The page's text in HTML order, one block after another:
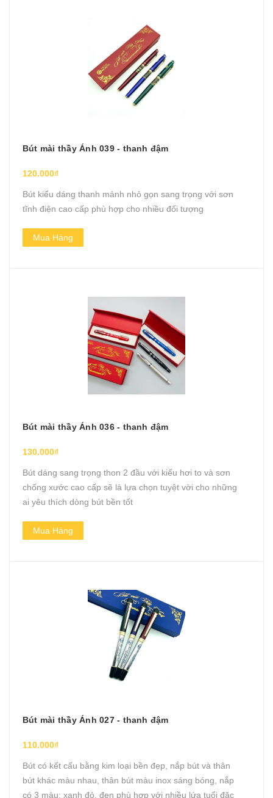
Bút mài thầy Ánh 039 - thanh đậm
120.000₫
Bút kiểu dáng thanh mảnh nhỏ gọn sang trọng với sơn
tĩnh điện cao cấp phù hợp cho nhiều đối tượng
Mua Hàng
Bút mài thầy Ánh 036 - thanh đậm
130.000₫
Bút dáng sang trọng thon 2 đầu với kiểu hơi to và sơn
chống xước cao cấp sẽ là lựa chọn tuyệt vời cho những
ai yêu thích dòng bút bền tốt
Mua Hàng
Bút mài thầy Ánh 027 - thanh đậm
110.000₫
Bút có kết cấu bằng kim loại bền đẹp, nắp bút và thân
bút khác màu nhau, thân bút màu inox sáng bóng, nắp
có 3 màu: xanh đỏ, đen phù hợp với nhiều lứa tuổi đặc